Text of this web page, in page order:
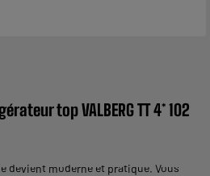
top VALBERG TT 4* 102
devient moderne et pratique. Vous